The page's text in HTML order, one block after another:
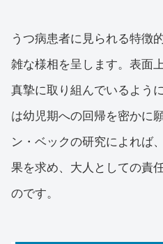
うつ病患者に見られる特徴
雑な様相を呈します。表面
真摯に取り組んでいるよう
は幼児期への回帰を密かに
ン・ベックの研究によれば
果を求め、大人としての責
のです。